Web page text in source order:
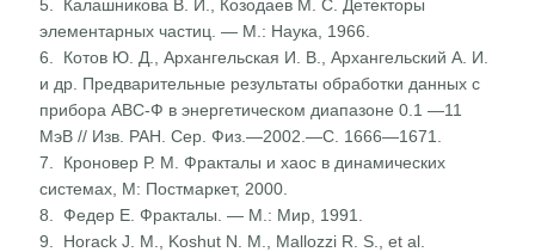
5. Калашникова В. И., Козодаев М. С. Детекторы
элементар­ных частиц. — М.: Наука, 1966.
6. Котов Ю. Д., Архангельская И. В., Архангельский А. И.
и др. Предварительные результаты обработки данных с
при­бора АВС-Ф в энергетическом диапазоне 0.1 —11
МэВ // Изв. РАН. Сер. Физ.—2002.—С. 1666—1671.
7. Кроновер Р. М. Фракталы и хаос в динамических
системах, М: Постмаркет, 2000.
8. Федер Е. Фракталы. — М.: Мир, 1991.
9. Horack J. М., Koshut N. М., Mallozzi R. S., et al.